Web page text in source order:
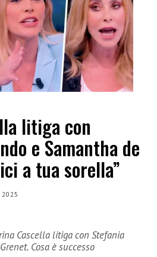
litiga con
e Samantha de
a tua sorella”
2025
Cascella litiga con Stefania
Cosa è successo